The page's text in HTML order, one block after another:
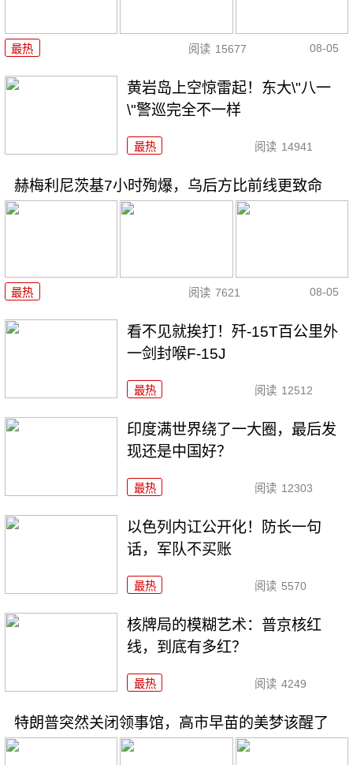
最热 阅读 15677 08-05
黄岩岛上空惊雷起！东大\"八一
\"警巡完全不一样
最热 阅读 14941
赫梅利尼茨基7小时殉爆，乌后方比前线更致命
最热 阅读 7621 08-05
看不见就挨打！歼-15T百公里外
一剑封喉F-15J
最热 阅读 12512
印度满世界绕了一大圈，最后发
现还是中国好？
最热 阅读 12303
以色列内讧公开化！防长一句
话，军队不买账
最热 阅读 5570
核牌局的模糊艺术：普京核红
线，到底有多红？
最热 阅读 4249
特朗普突然关闭领事馆，高市早苗的美梦该醒了